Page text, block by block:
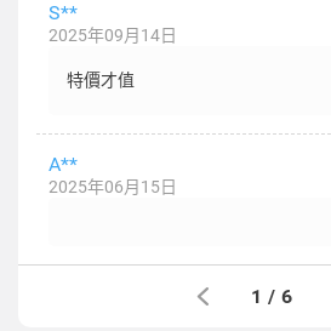
S**
2025年09月14日
特價才值
A**
2025年06月15日
1 / 6